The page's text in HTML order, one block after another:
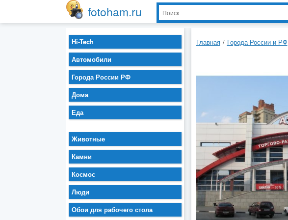
fotoham.ru
Главная / Города России и РФ
Hi-Tech
Автомобили
Города России РФ
Дома
Еда
Животные
Камни
Космос
Люди
Обои для рабочего стола